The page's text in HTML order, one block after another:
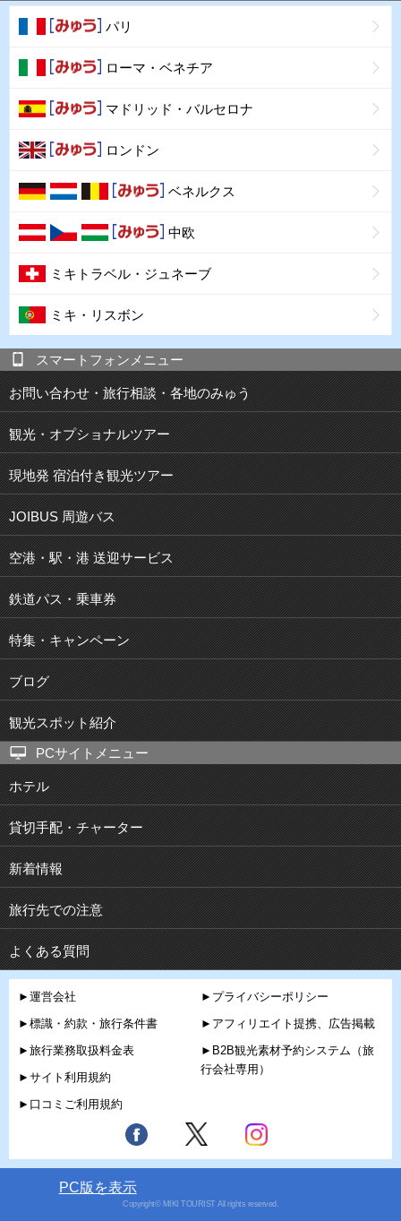
パリ
ローマ・ベネチア
マドリッド・バルセロナ
ロンドン
ベネルクス
中欧
ミキトラベル・ジュネーブ
ミキ・リスボン
スマートフォンメニュー
お問い合わせ・旅行相談・各地のみゅう
観光・オプショナルツアー
現地発 宿泊付き観光ツアー
JOIBUS 周遊バス
空港・駅・港 送迎サービス
鉄道パス・乗車券
特集・キャンペーン
ブログ
観光スポット紹介
PCサイトメニュー
ホテル
貸切手配・チャーター
新着情報
旅行先での注意
よくある質問
►運営会社
►標識・約款・旅行条件書
►旅行業務取扱料金表
►サイト利用規約
►口コミご利用規約
►プライバシーポリシー
►アフィリエイト提携、広告掲載
►B2B観光素材予約システム（旅
行会社専用）
PC版を表示
Copyright© MIKI TOURIST All rights reserved.